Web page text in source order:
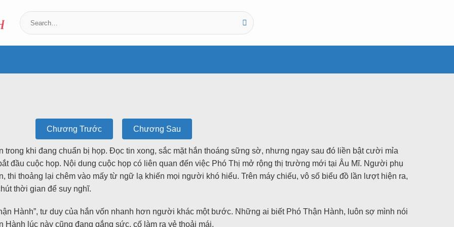
Chương Trước Chương Sau
khi đang chuẩn bị họp. Đọc tin xong, sắc mặt hắn thoáng sững sờ, nhưng ngay sau đó liền bật cười mỉa
đầu cuộc họp. Nội dung cuộc họp có liên quan đến việc Phó Thị mở rộng thị trường mới tại Âu Mĩ. Người phụ
thi thoảng lại chêm vào mấy từ ngữ lạ khiến mọi người khó hiểu. Trên máy chiếu, vô số biểu đồ lần lượt hiện ra,
thời gian để suy nghĩ.
Hành”, tư duy của hắn vốn nhanh hơn người khác một bước. Những ai biết Phó Thận Hành, luôn sợ mình nói
Hành lúc này cũng đang gắng sức, cố làm ra vẻ thoải mái.